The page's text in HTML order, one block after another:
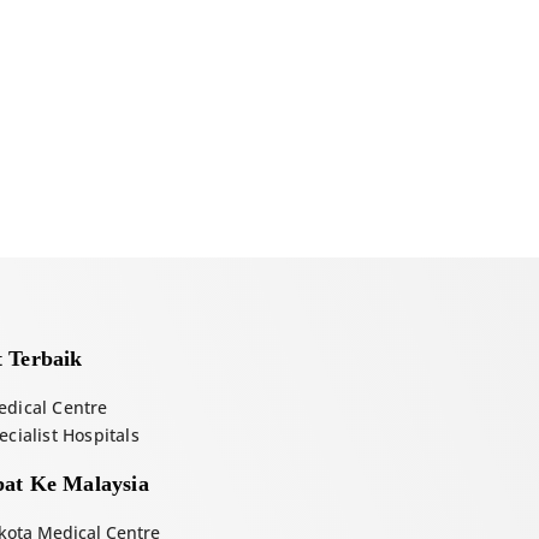
Terbaik
Centre
Hospitals
Ke Malaysia
Medical Centre